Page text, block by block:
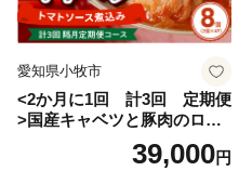
愛知県小牧市
<2か月に1回 計3回 定期便
>国産キャベツと豚肉のロー
ルキャベツ（4P入り）
39,000円